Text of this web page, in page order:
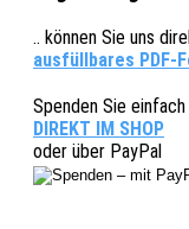
.. können Sie uns
ausfüllbares PDF-
Spenden Sie einfach
DIREKT IM SHOP
oder über PayPal